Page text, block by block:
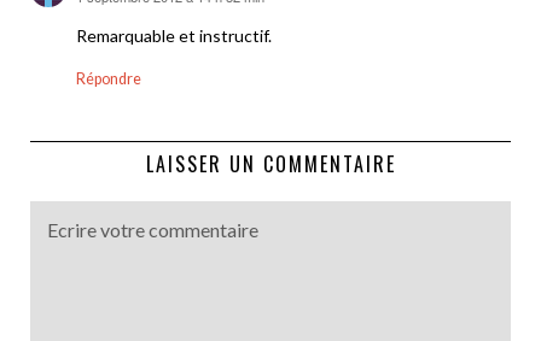
Remarquable et instructif.
Répondre
LAISSER UN COMMENTAIRE